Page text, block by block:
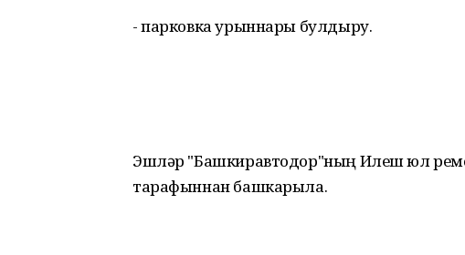
- парковка урыннары булдыру.
Эшләр "Башкиравтодор"ның Илеш юл
тарафыннан башкарыла.